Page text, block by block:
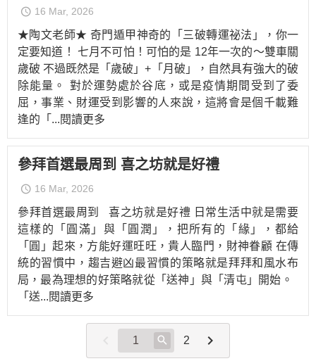
16 Mar, 2026
★陶文老師★ 奇門遁甲神奇的「三破轉運祕法」，你一
定要知道！ 七月不可怕！可怕的是 12年一次的～雙車關
歲破 不過既然是「歲破」+「月破」，自然具有強大的破
除能量。 對於運勢處於谷底，或是疫情期間受到了委
屈，事業、財運受到影響的人來說，這將會是個千載難
逢的「 ...閱讀更多
參拜首選最周到 喜之坊就是好禮
16 Mar, 2026
參拜首選最周到 喜之坊就是好禮 日常生活中就是需要
這樣的「圓滿」與「圓潤」，把所有的「緣」，都給
「圓」起來，方能好運旺旺，貴人臨門，財神眷顧 在傳
統的習慣中，趨吉避凶最習慣的策略就是拜拜和風水布
局，最為理想的好策略就從「送神」與「清屯」開始。
「送...閱讀更多
2